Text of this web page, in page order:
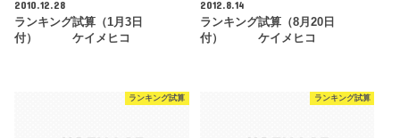
2010.12.28
ランキング試算（1月3日
付） ケイメヒコ
2012.8.14
ランキング試算（8月20日
付） ケイメヒコ
ランキング試算 ランキング試算